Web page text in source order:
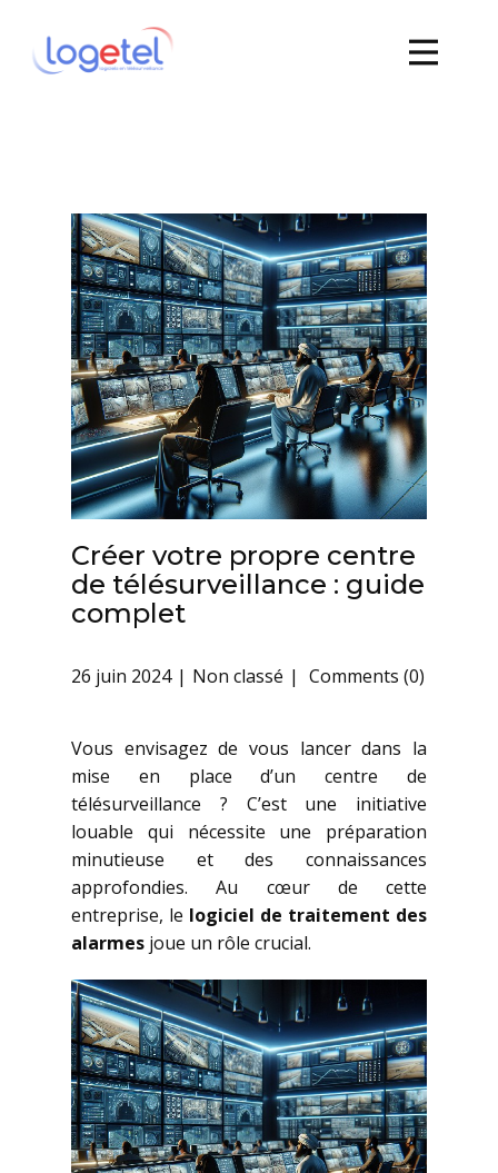
Créer votre propre centre
de télésurveillance : guide
complet
26 juin 2024 Non classé Comments (0)
Vous envisagez de vous lancer dans la
mise en place d’un centre de
télésurveillance ? C’est une initiative
louable qui nécessite une préparation
minutieuse et des connaissances
approfondies. Au cœur de cette
entreprise, le logiciel de traitement des
alarmes joue un rôle crucial.